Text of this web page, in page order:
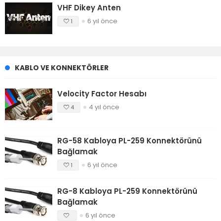
VHF Dikey Anten
1 6 yıl önce
KABLO VE KONNEKTÖRLER
Velocity Factor Hesabı
4 4 yıl önce
RG-58 Kabloya PL-259 Konnektörünü
Bağlamak
1 6 yıl önce
RG-8 Kabloya PL-259 Konnektörünü
Bağlamak
6 yıl önce